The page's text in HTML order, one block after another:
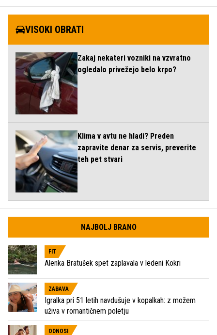
VISOKI OBRATI
Zakaj nekateri vozniki na vzvratno
ogledalo privežejo belo krpo?
Klima v avtu ne hladi? Preden
zapravite denar za servis, preverite
teh pet stvari
NAJBOLJ BRANO
FIT
Alenka Bratušek spet zaplavala v ledeni Kokri
ZABAVA
Igralka pri 51 letih navdušuje v kopalkah: z možem
uživa v romantičnem poletju
ODNOSI